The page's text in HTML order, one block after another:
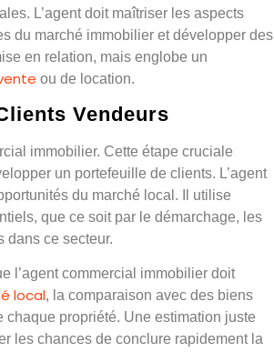
L’agent doit maîtriser les aspects
du marché immobilier et développer des
en relation, mais englobe un
ou de location.
Vendeurs
immobilier. Cette étape cruciale
un portefeuille de clients. L’agent
du marché local. Il utilise
que ce soit par le démarchage, les
dans ce secteur.
l’agent commercial immobilier doit
local, la comparaison avec des biens
propriété. Une estimation juste
les chances de conclure rapidement la